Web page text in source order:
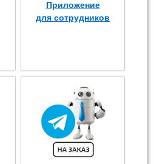
Приложение
для сотрудников